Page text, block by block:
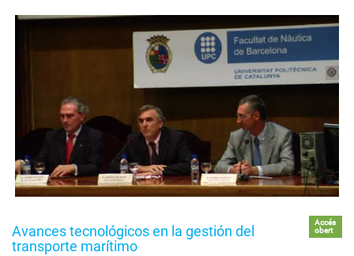
Avances tecnológicos en la gestión del
transporte marítimo
Accés
obert